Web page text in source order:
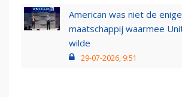
American was niet de
maatschappij waarmee
wilde
29-07-2026, 9:51